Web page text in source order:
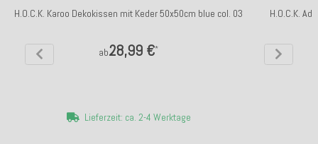
H.O.C.K. Karoo Dekokissen mit Keder 50x50cm blue col. 03
ab28,99 €*
Lieferzeit: ca. 2-4 Werktage
H.O.C.K.